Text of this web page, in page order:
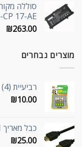
17-AE
₪263.00
מוצרים נבחרים
רביעיית (4) סוללות AA של חברת GP
₪10.00
כבל מאריך HDMI ל HDMI זכר זכר באורך 1 מטר
₪25.00